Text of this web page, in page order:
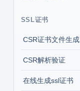
SSL证书
CSR证书文件生成
CSR解析验证
在线生成ssl证书